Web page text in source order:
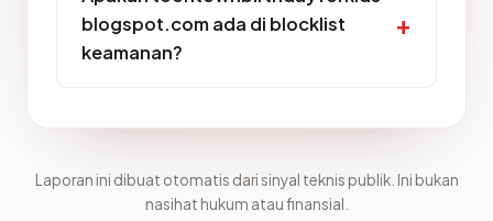
blogspot.com ada di blocklist
keamanan?
Laporan ini dibuat otomatis dari sinyal teknis publik. Ini bukan
nasihat hukum atau finansial.